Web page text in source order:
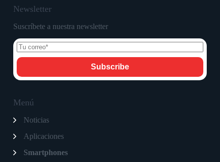
Menú
Noticias
Aplicaciones
Smartphones
Newsletter
Suscríbete a nuestra newsletter
Subscribe